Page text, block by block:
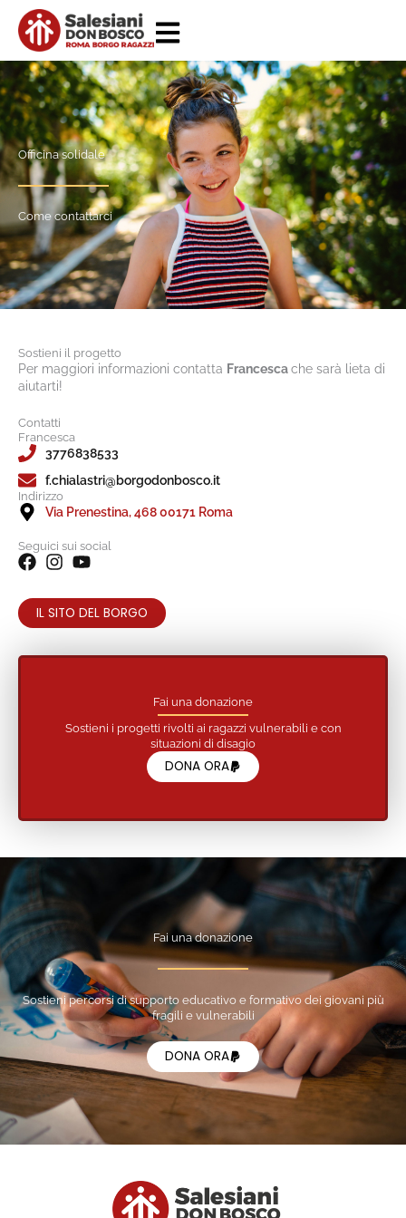
contenuto
Officina solidale
Come contattarci
Sostieni il progetto
Per maggiori informazioni contatta Francescache sarà lieta di
aiutarti!
Contatti
Francesca
3776838533
f.chialastri@borgodonbosco.it
Indirizzo
Via Prenestina, 468 00171 Roma
Seguici sui social
IL SITO DEL BORGO
Fai una donazione
Sostieni i progetti rivolti ai ragazzi vulnerabili e con
situazioni di disagio
DONA ORA
Fai una donazione
Sostieni percorsi di supporto educativo e formativo dei giovani più
fragili e vulnerabili
DONA ORA